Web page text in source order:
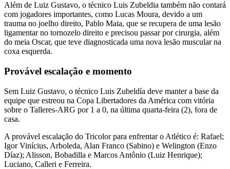
Além de Luiz Gustavo, o técnico Luis Zubeldia também não contará
com jogadores importantes, como Lucas Moura, devido a um
trauma no joelho direito, Pablo Maia, que se recupera de uma lesão
ligamentar no tornozelo direito e precisou passar por cirurgia, além
do meia Oscar, que teve diagnosticada uma nova lesão muscular na
coxa esquerda.
Provável escalação e momento
Sem Luiz Gustavo, o técnico Luis Zubeldía deve manter a base da
equipe que estreou na Copa Libertadores da América com vitória
sobre o Talleres-ARG por 1 a 0, na última quarta-feira (2), fora de
casa.
A provável escalação do Tricolor para enfrentar o Atlético é: Rafael;
Igor Vinícius, Arboleda, Alan Franco (Sabino) e Welington (Enzo
Díaz); Alisson, Bobadilla e Marcos Antônio (Luiz Henrique);
Luciano, Calleri e Ferreira.